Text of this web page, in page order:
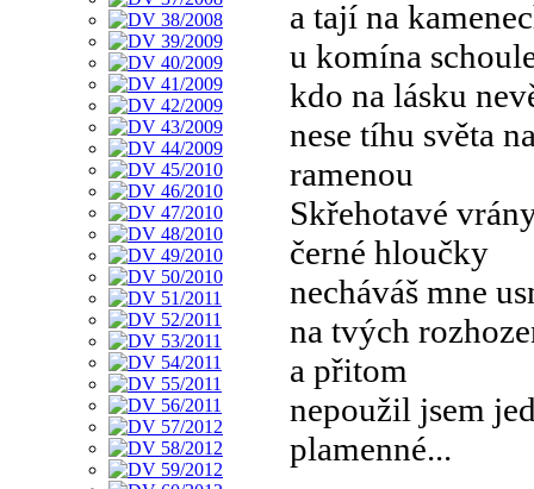
a tají na
u komína
kdo na lásku
nese tíhu světa
ramenou
Skřehotavé
černé hloučky
necháváš mne
na tvých
a přitom
nepoužil jsem
plamenné...